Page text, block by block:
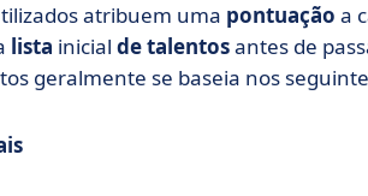
atribuem uma pontuação a
lista inicial de talentosantes de
geralmente se baseia nos